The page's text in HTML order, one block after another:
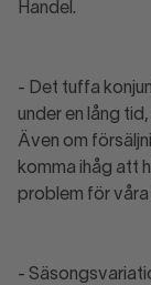
Handel.
- Det tuffa
under en lång
Även om
komma ihåg att
problem för
-